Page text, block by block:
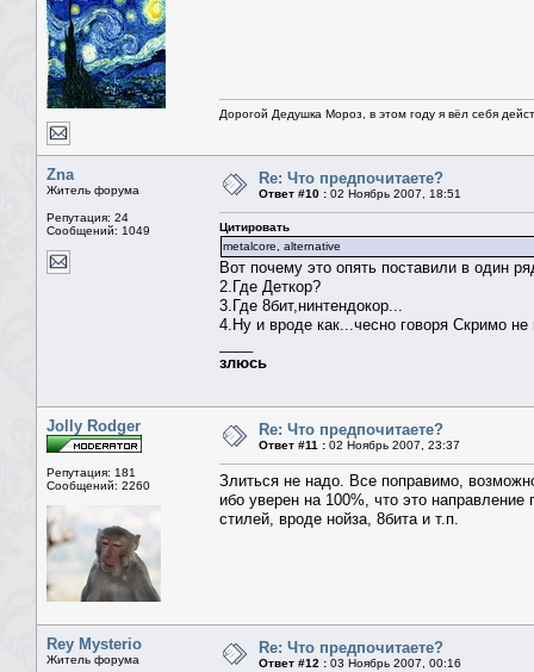
Дорогой Дедушка Мороз, в этом году я вёл себя
Zna
Житель форума
Репутация: 24
Сообщений: 1049
Re: Что предпочитаете?
Ответ #10 : 02 Ноябрь 2007, 18:51
Цитировать
metalcore, alternative
Вот почему это опять поставили в один
2.Где Деткор?
3.Где 8бит,нинтендокор...
4.Ну и вроде как...чесно говоря Скримо
злюсь
Jolly Rodger
Репутация: 181
Сообщений: 2260
Re: Что предпочитаете?
Ответ #11 : 02 Ноябрь 2007, 23:37
Злиться не надо. Все поправимо,
ибо уверен на 100%, что это
стилей, вроде нойза, 8бита и т.п.
Rey Mysterio
Житель форума
Re: Что предпочитаете?
Ответ #12 : 03 Ноябрь 2007, 00:16